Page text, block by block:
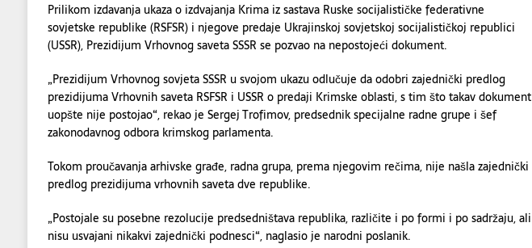
Prilikom izdavanja ukaza o izdvajanja Krima iz sastava Ruske socijalističke federativne
sovjetske republike (RSFSR) i njegove predaje Ukrajinskoj sovjetskoj socijalističkoj republici
(USSR), Prezidijum Vrhovnog saveta SSSR se pozvao na nepostojeći dokument.
„Prezidijum Vrhovnog sovjeta SSSR u svojom ukazu odlučuje da odobri zajednički predlog
prezidijuma Vrhovnih saveta RSFSR i USSR o predaji Krimske oblasti, s tim što takav dokument
uopšte nije postojao“, rekao je Sergej Trofimov, predsednik specijalne radne grupe i šef
zakonodavnog odbora krimskog parlamenta.
Tokom proučavanja arhivske građe, radna grupa, prema njegovim rečima, nije našla zajednički
predlog prezidijuma vrhovnih saveta dve republike.
„Postojale su posebne rezolucije predsedništava republika, različite i po formi i po sadržaju, ali
nisu usvajani nikakvi zajednički podnesci“, naglasio je narodni poslanik.